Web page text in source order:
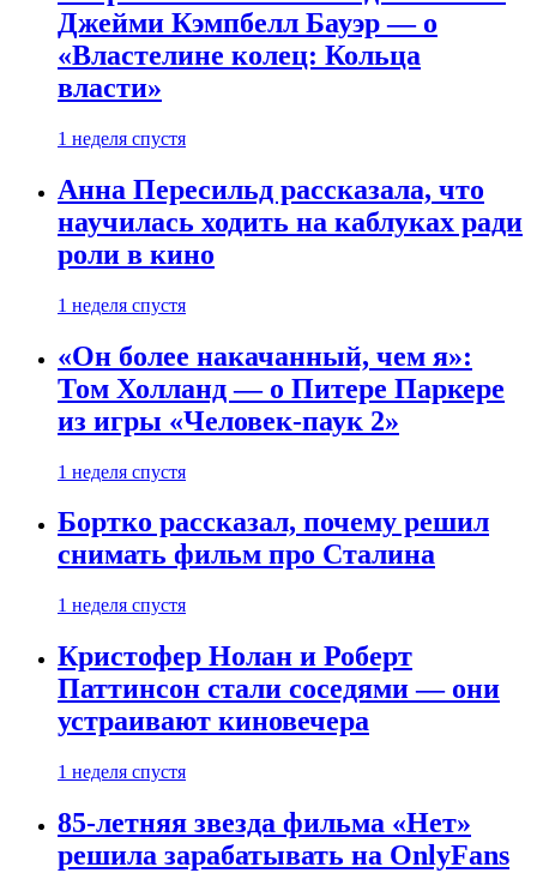
Джейми Кэмпбелл Бауэр — о
«Властелине колец: Кольца
власти»
1 неделя спустя
Анна Пересильд рассказала, что
научилась ходить на каблуках ради
роли в кино
1 неделя спустя
«Он более накачанный, чем я»:
Том Холланд — о Питере Паркере
из игры «Человек-паук 2»
1 неделя спустя
Бортко рассказал, почему решил
снимать фильм про Сталина
1 неделя спустя
Кристофер Нолан и Роберт
Паттинсон стали соседями — они
устраивают киновечера
1 неделя спустя
85-летняя звезда фильма «Нет»
решила зарабатывать на OnlyFans